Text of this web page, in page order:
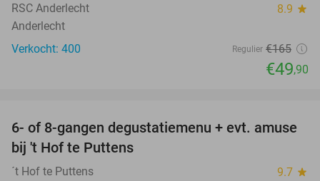
RSC Anderlecht 8.9 star
Anderlecht
Verkocht: 400
Regulier €165
€49,90
29%
6- of 8-gangen degustatiemenu + evt. amuse
bij 't Hof te Puttens
´t Hof te Puttens 9.7 star